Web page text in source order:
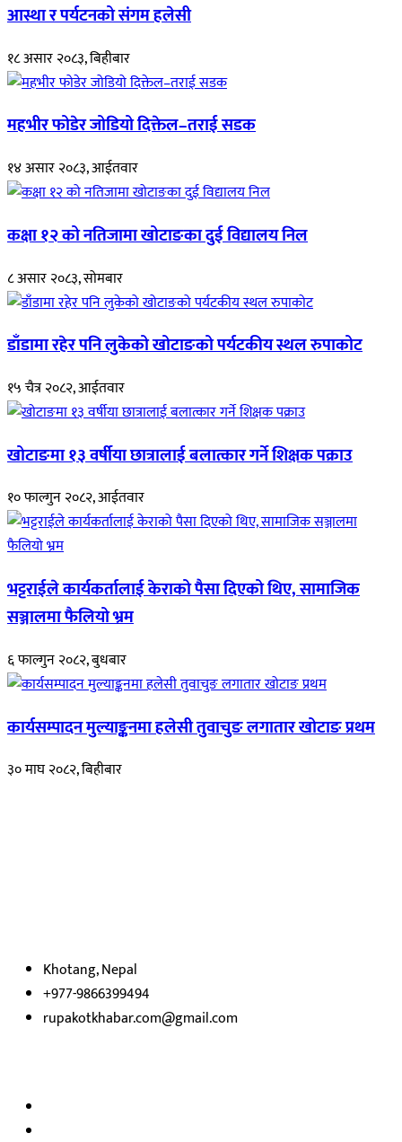
आस्था र पर्यटनको संगम हलेसी
१८ असार २०८३, बिहीबार
महभीर फोडेर जोडियो दिक्तेल–तराई सडक
१४ असार २०८३, आईतवार
कक्षा १२ को नतिजामा खोटाङका दुई विद्यालय निल
८ असार २०८३, सोमबार
डाँडामा रहेर पनि लुकेको खोटाङको पर्यटकीय स्थल रुपाकोट
१५ चैत्र २०८२, आईतवार
खोटाङमा १३ वर्षीया छात्रालाई बलात्कार गर्ने शिक्षक पक्राउ
१० फाल्गुन २०८२, आईतवार
भट्टराईले कार्यकर्तालाई केराको पैसा दिएको थिए, सामाजिक
सञ्जालमा फैलियो भ्रम
६ फाल्गुन २०८२, बुधबार
कार्यसम्पादन मुल्याङ्कनमा हलेसी तुवाचुङ लगातार खोटाङ प्रथम
३० माघ २०८२, बिहीबार
Khotang, Nepal
+977-9866399494
rupakotkhabar.com@gmail.com